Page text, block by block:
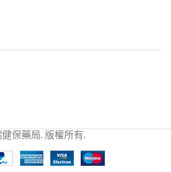
保藥局. 版權所有.